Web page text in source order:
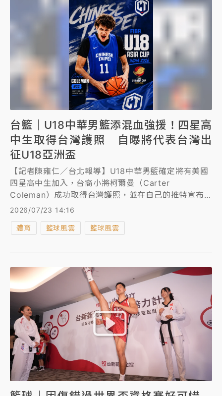
台籃｜U18中華男籃添混血強援！四星高
中生取得台灣護照 自曝將代表台灣出
征U18亞洲盃
【記者陳雍仁／台北報導】U18中華男籃確定將有美國
四星高中生加入，台裔小將柯爾曼（Carter
Coleman）成功取得台灣護照，並在自己的推特宣布
將代表台灣參加U18亞洲盃男籃賽。
2026/07/23 14:16
體育 籃球風雲 籃球風雲